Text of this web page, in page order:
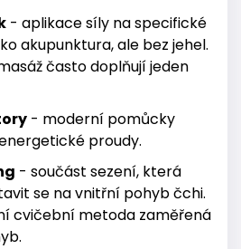
- aplikace síly na specifické
akupunktura, ale bez jehel.
často doplňují jeden
- moderní pomůcky
proudy.
- součást sezení, která
se na vnitřní pohyb čchi.
cvičební metoda zaměřená